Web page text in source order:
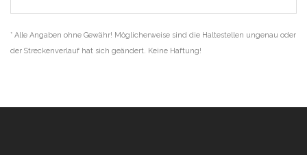
* Alle Angaben ohne Gewähr! Möglicherweise sind die Haltestellen ungenau oder
der Streckenverlauf hat sich geändert. Keine Haftung!